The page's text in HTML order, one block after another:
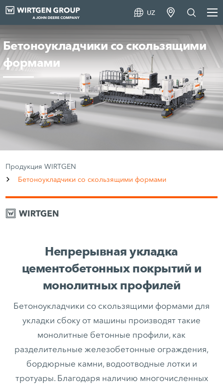
UZ
Бетоноукладчики со скользящими
формами
Продукция WIRTGEN
Бетоноукладчики со скользящими формами
Непрерывная укладка
цементобетонных покрытий и
монолитных профилей
Бетоноукладчики со скользящими формами для
укладки сбоку от машины производят такие
монолитные бетонные профили, как
разделительные железобетонные ограждения,
бордюрные камни, водоотводные лотки и
тротуары. Благодаря наличию многочисленных